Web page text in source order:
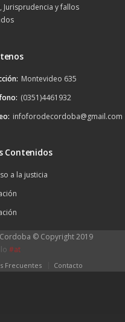
Jurisprudencia y fallos
Montevideo 635
(0351)4461932
infoforodecordoba@gmail.com
Contenidos
a la justicia
© Copyright 2019
#at
Frecuentes Contacto